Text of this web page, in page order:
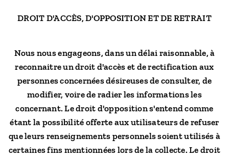
DROIT D'ACCÈS, D'OPPOSITION ET DE RETRAIT
Nous nous engageons, dans un délai raisonnable, à
reconnaitre un droit d'accès et de rectification aux
personnes concernées désireuses de consulter, de
modifier, voire de radier les informations les
concernant. Le droit d'opposition s'entend comme
étant la possibilité offerte aux utilisateurs de refuser
que leurs renseignements personnels soient utilisés à
certaines fins mentionnées lors de la collecte. Le droit